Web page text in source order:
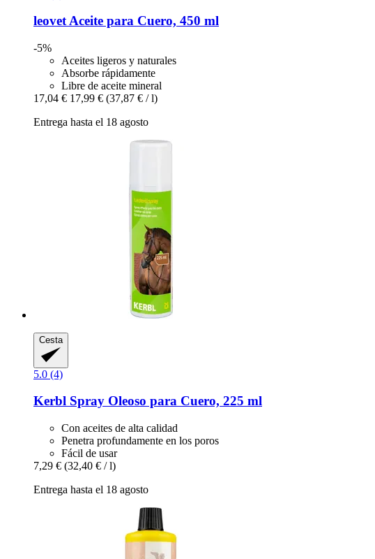
leovetAceite para Cuero, 450 ml
-5%
Aceites ligeros y naturales
Absorbe rápidamente
Libre de aceite mineral
17,04 € 17,99 € (37,87 € / l)
Entrega hasta el 18 agosto
Cesta
5.0 (4)
Kerbl Spray Oleoso para Cuero, 225 ml
Con aceites de alta calidad
Penetra profundamente en los poros
Fácil de usar
7,29 € (32,40 € / l)
Entrega hasta el 18 agosto